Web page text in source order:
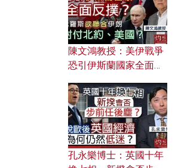
應用？
陳文鴻教授：美伊戰爭
恐引伊斯蘭國家全面反
對付北約美國？
孔永樂博士：英國十年